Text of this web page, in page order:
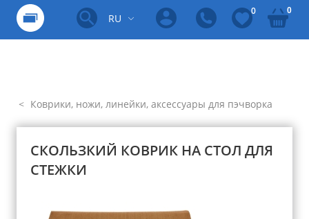
RU
0 0
Коврики, ножи, линейки, аксессуары для пэчворка
СКОЛЬЗКИЙ КОВРИК НА СТОЛ ДЛЯ
СТЕЖКИ